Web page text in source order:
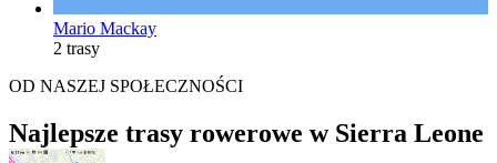
Mario Mackay
2 trasy
OD NASZEJ SPOŁECZNOŚCI
Najlepsze trasy rowerowe w Sierra Leone